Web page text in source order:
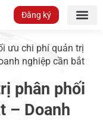
Đăng ký
ưu chi phí quản trị
nghiệp cần bắt
phân phối
– Doanh